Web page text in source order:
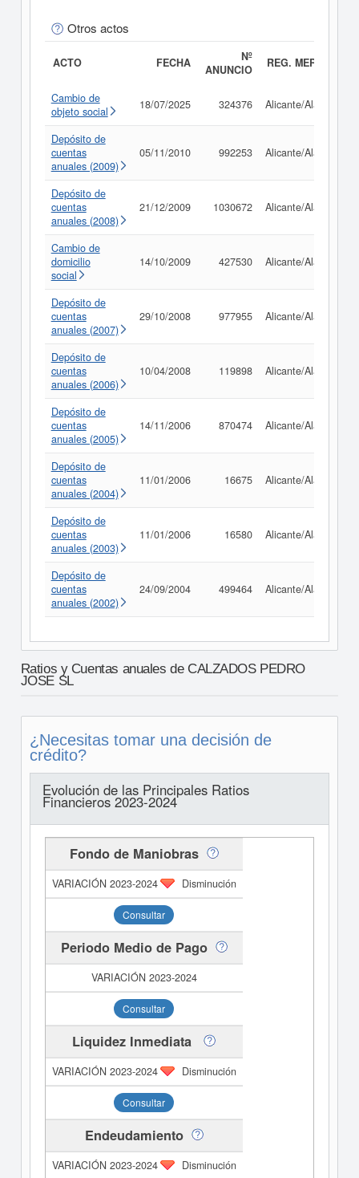
Otros actos
ACTO FECHA
Nº
ANUNCIO
REG. MERC.
Cambio de
objeto social
18/07/2025 324376 Alicante/Alacant
Depósito de
cuentas
anuales (2009)
05/11/2010 992253 Alicante/Alacant
Depósito de
cuentas
anuales (2008)
21/12/2009 1030672 Alicante/Alacant
Cambio de
domicilio
social
14/10/2009 427530 Alicante/Alacant
Depósito de
cuentas
anuales (2007)
29/10/2008 977955 Alicante/Alacant
Depósito de
cuentas
anuales (2006)
10/04/2008 119898 Alicante/Alacant
Depósito de
cuentas
anuales (2005)
14/11/2006 870474 Alicante/Alacant
Depósito de
cuentas
anuales (2004)
11/01/2006 16675 Alicante/Alacant
Depósito de
cuentas
anuales (2003)
11/01/2006 16580 Alicante/Alacant
Depósito de
cuentas
anuales (2002)
24/09/2004 499464 Alicante/Alacant
Ratios y Cuentas anuales de CALZADOS PEDRO
JOSE SL
¿Necesitas tomar una decisión de
crédito?
Evolución de las Principales Ratios
Financieros 2023-2024
Fondo de Maniobras
Disminución
Consultar
Periodo Medio de Pago
Consultar
Liquidez Inmediata
Disminución
Consultar
Endeudamiento
Disminución